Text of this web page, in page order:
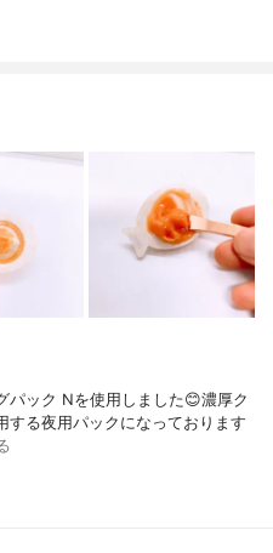
パック Nを使用しました😊濃厚ク
する夜用パックになっております